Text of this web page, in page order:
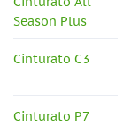
Season Plus
Cinturato C3
Cinturato P7